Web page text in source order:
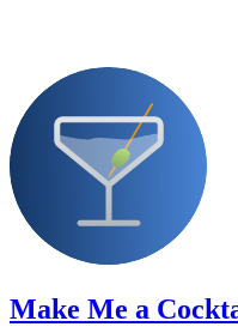
Make Me a